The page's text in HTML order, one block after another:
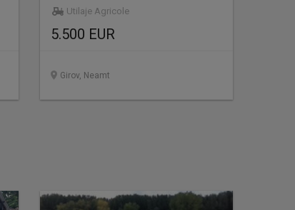
Utilaje Agricole
5.500 EUR
Girov, Neamt